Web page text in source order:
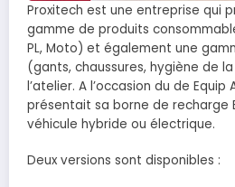
Proxitech est une entreprise qui
gamme de produits
PL, Moto) et également une
(gants, chaussures, hygiène de
l’atelier. A l’occasion du de Equip
présentait sa borne de recharge
véhicule hybride ou électrique.
Deux versions sont disponibles :